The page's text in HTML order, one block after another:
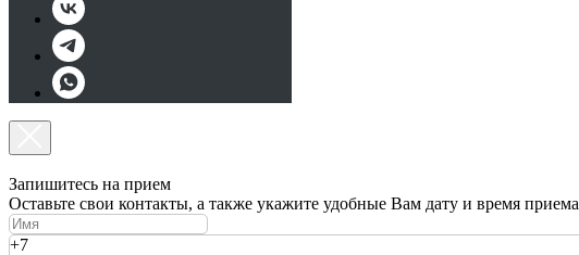
Запишитесь на прием
Оставьте свои контакты, а также укажите удобные Вам дату и время приема
+7